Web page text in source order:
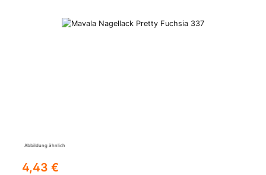
Bildergalerie überspringen
Abbildung ähnlich
Regulärer Preis:
4,43 €